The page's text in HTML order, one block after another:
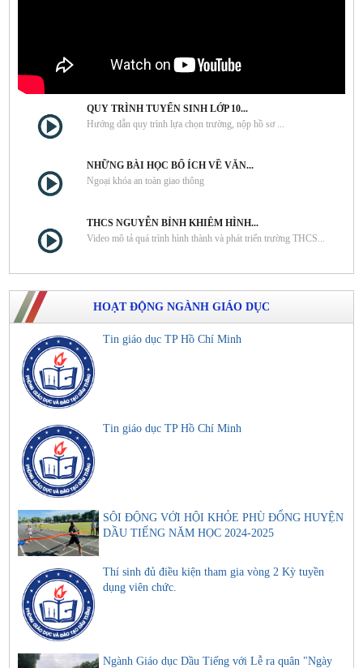
QUY TRÌNH TUYỂN SINH LỚP 10...
Hướng dẫn quy trình lựa chọn trường, nộp hồ sơ ...
NHỮNG BÀI HỌC BỔ ÍCH VỀ VĂN...
Ngoại khóa an toàn giao thông
THCS NGUYỄN BỈNH KHIÊM HÌNH...
Video mô tả quá trình hình thành và phát triển trường THCS...
HOẠT ĐỘNG NGÀNH GIÁO DỤC
Tin giáo dục TP Hồ Chí Minh
Tin giáo dục TP Hồ Chí Minh
SÔI ĐỘNG VỚI HỘI KHỎE PHÙ ĐỔNG HUYỆN
DẦU TIẾNG NĂM HỌC 2024-2025
Thí sinh đủ điều kiện tham gia vòng 2 Kỳ tuyền
dụng viên chức.
Ngành Giáo dục Dầu Tiếng với Lễ ra quân "Ngày